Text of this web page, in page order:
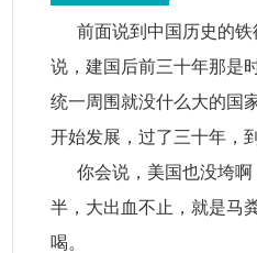
前面说到中国历史的铁
说，建国后前三十年那是
统一周围就没什么大的国
开始发展，过了三十年，
你会说，美国也没垮啊
半，大出血不止，就是马
喝。